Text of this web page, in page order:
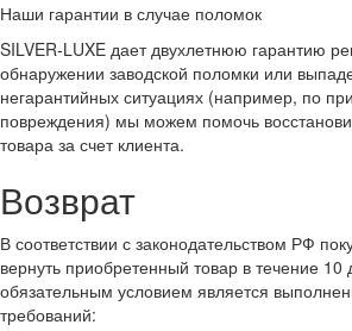
Наши гарантии в случае поломок
SILVER-LUXE дает двухлетнюю гарантию
обнаружении заводской поломки или
негарантийных ситуациях (например, по
повреждения) мы можем помочь
товара за счет клиента.
Возврат
В соответствии с законодательством РФ
вернуть приобретенный товар в течение 10
обязательным условием является
требований: